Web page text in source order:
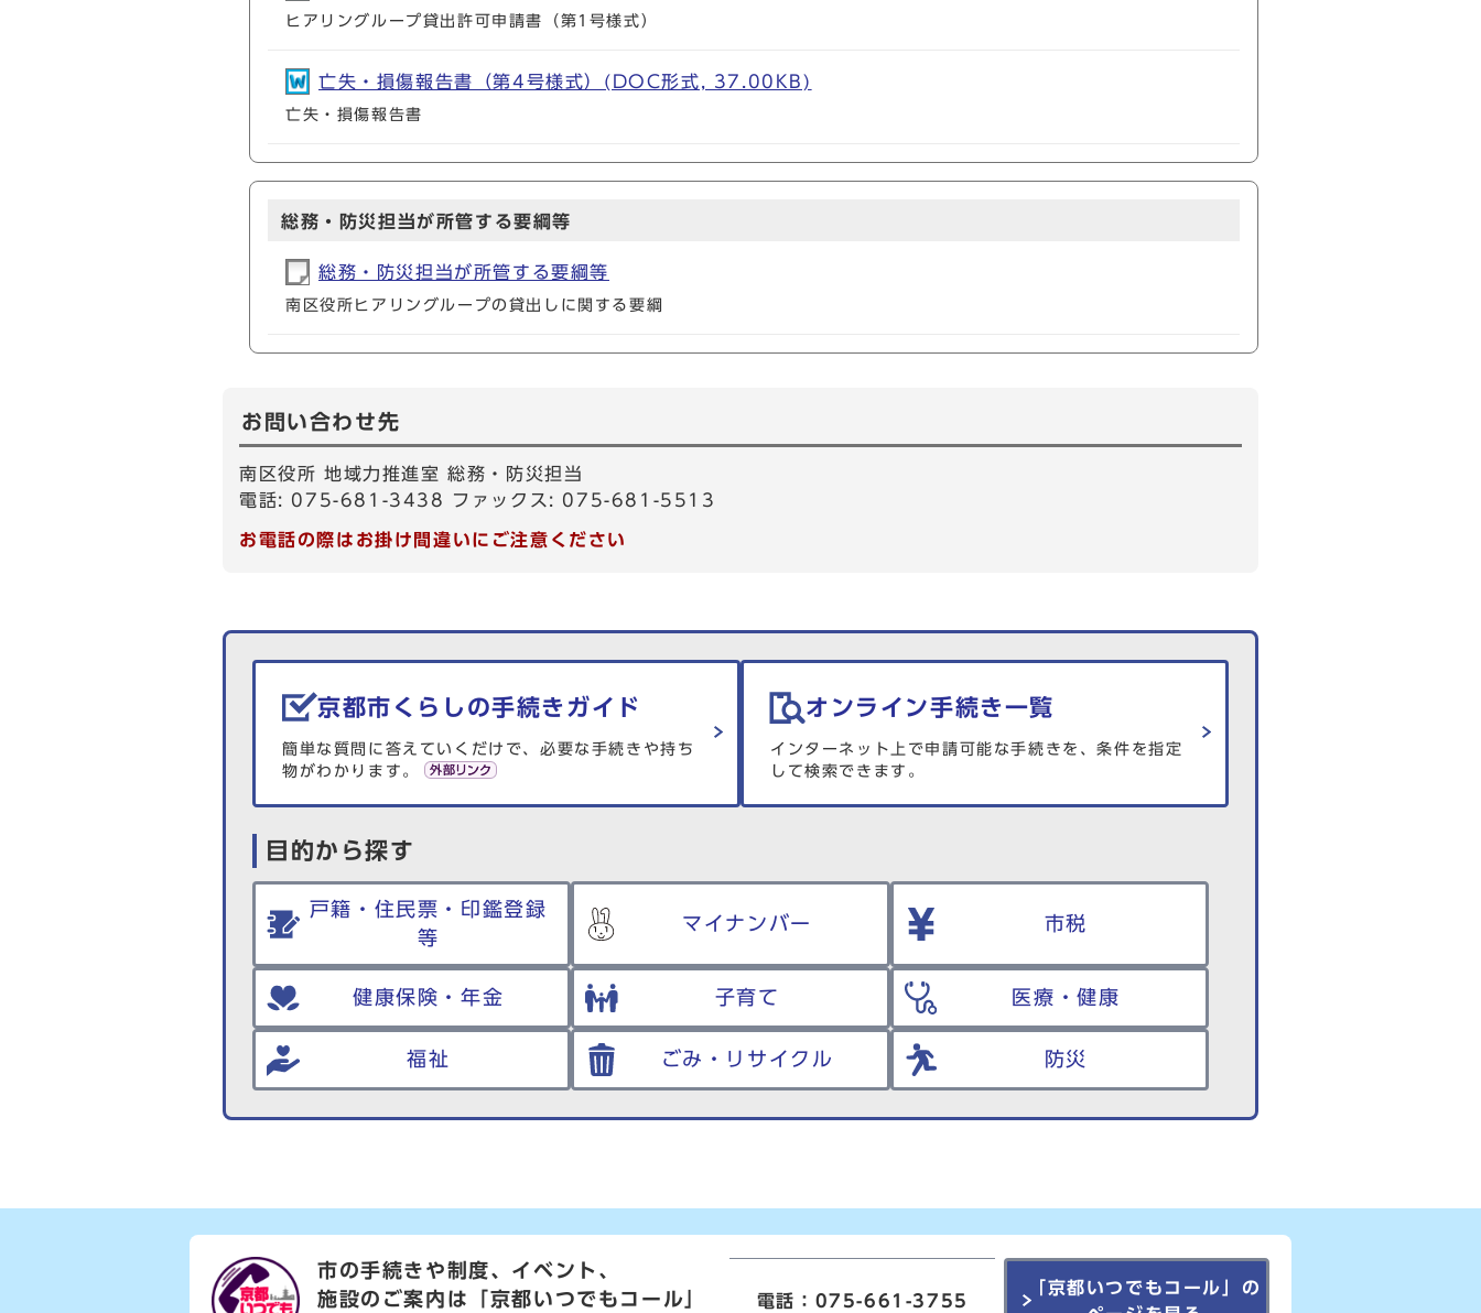
ヒアリングループ貸出許可申請書（第1号様式）
亡失・損傷報告書（第4号様式）(DOC形式, 37.00KB)
亡失・損傷報告書
総務・防災担当が所管する要綱等
総務・防災担当が所管する要綱等
南区役所ヒアリングループの貸出しに関する要綱
お問い合わせ先
南区役所 地域力推進室 総務・防災担当
電話: 075-681-3438 ファックス: 075-681-5513
お電話の際はお掛け間違いにご注意ください
生活情報を探す
京都市くらしの手続きガイド
簡単な質問に答えていくだけで、必要な手続きや持ち
物がわかります。
オンライン手続き一覧
インターネット上で申請可能な手続きを、条件を指定
して検索できます。
目的から探す
戸籍・住民票・印鑑登録
等
マイナンバー 市税
健康保険・年金 子育て 医療・健康
福祉 ごみ・リサイクル 防災
市の手続きや制度、イベント、
施設のご案内は
「京都いつでもコール」 電話：075-661-3755
「京都いつでもコール」の